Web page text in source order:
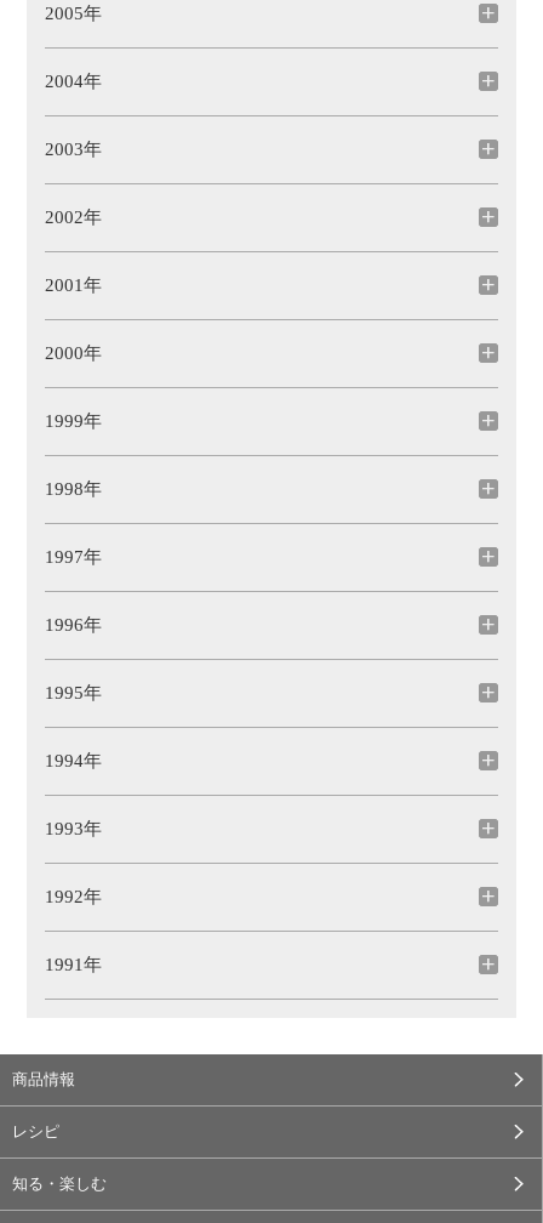
2005年
2004年
2003年
2002年
2001年
2000年
1999年
1998年
1997年
1996年
1995年
1994年
1993年
1992年
1991年
商品情報
レシピ
知る・楽しむ